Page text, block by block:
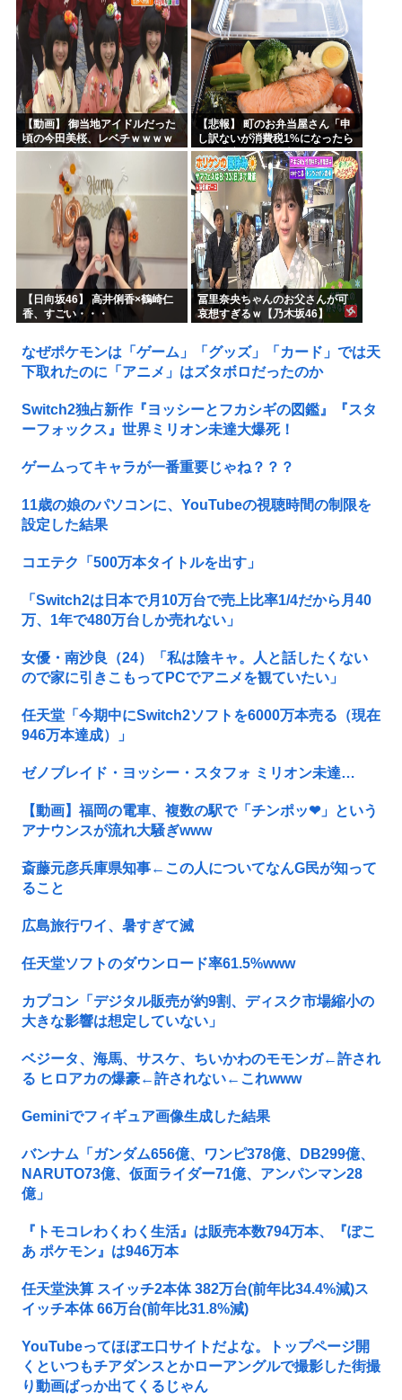
【動画】 御当地アイドルだった
頃の今田美桜、レベチｗｗｗｗ
ｗｗｗｗｗｗｗｗｗｗｗｗｗｗ
【悲報】 町のお弁当屋さん「申
し訳ないが消費税1%になったら
その分商品代を値上げするわ」
【日向坂46】 高井俐香×鶴崎仁
香、すごい・・・
冨里奈央ちゃんのお父さんが可
哀想すぎるｗ【乃木坂46】
なぜポケモンは「ゲーム」「グッズ」「カード」では天
下取れたのに「アニメ」はズタボロだったのか
Switch2独占新作『ヨッシーとフカシギの図鑑』『スタ
ーフォックス』世界ミリオン未達大爆死！
ゲームってキャラが一番重要じゃね？？？
11歳の娘のパソコンに、YouTubeの視聴時間の制限を
設定した結果
コエテク「500万本タイトルを出す」
「Switch2は日本で月10万台で売上比率1/4だから月40
万、1年で480万台しか売れない」
女優・南沙良（24）「私は陰キャ。人と話したくない
ので家に引きこもってPCでアニメを観ていたい」
任天堂「今期中にSwitch2ソフトを6000万本売る（現在
946万本達成）」
ゼノブレイド・ヨッシー・スタフォ ミリオン未達…
【動画】福岡の電車、複数の駅で「チンポッ❤」という
アナウンスが流れ大騒ぎwww
斎藤元彦兵庫県知事←この人についてなんG民が知って
ること
広島旅行ワイ、暑すぎて滅
任天堂ソフトのダウンロード率61.5%www
カプコン「デジタル販売が約9割、ディスク市場縮小の
大きな影響は想定していない」
ベジータ、海馬、サスケ、ちいかわのモモンガ←許され
る ヒロアカの爆豪←許されない←これwww
Geminiでフィギュア画像生成した結果
バンナム「ガンダム656億、ワンピ378億、DB299億、
NARUTO73億、仮面ライダー71億、アンパンマン28
億」
『トモコレわくわく生活』は販売本数794万本、『ぽこ
あ ポケモン』は946万本
任天堂決算 スイッチ2本体 382万台(前年比34.4%減)ス
イッチ本体 66万台(前年比31.8%減)
YouTubeってほぼエ口サイトだよな。トップページ開
くといつもチアダンスとかローアングルで撮影した街撮
り動画ばっか出てくるじゃん